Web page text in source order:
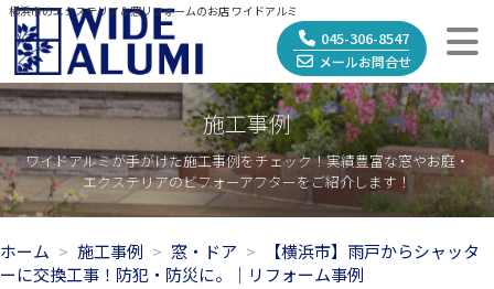
横浜市のエクステリア＆窓リフォームのお店 ワイドアルミ
045-306-8547
メールお問合せ
施工事例
ワイドアルミが手がけた施工事例をチェック！実績豊富な窓やお庭・
エクステリアのビフォーアフターをご紹介します！
ホーム 施工事例 窓・ドア
【横浜市】雨戸からシャッタ
ーに交換工事！防犯・防災に。｜リフォーム事例